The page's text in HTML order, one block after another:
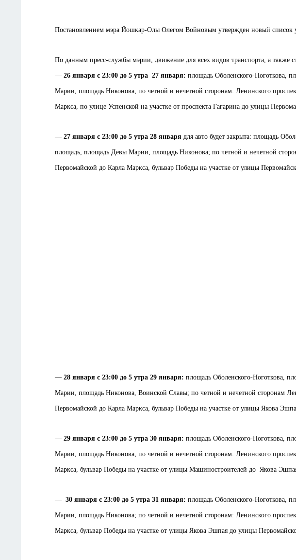
Постановлением мэра Йошкар-Олы Олегом Войновым утвержден новый список
По данным пресс-службы мэрии, движение для всех видов транспорта, а также
— 26 января с 23:00 до 5 утра 27 января: площадь Оболенского-Ноготкова,
Марии, площадь Никонова; по четной и нечетной сторонам: Ленинского
Маркса, по улице Успенской на участке от проспекта Гагарина до улицы
— 27 января с 23:00 до 5 утра 28 января для авто будет закрыта: площадь
площадь, площадь Девы Марии, площадь Никонова; по четной и нечетной
Первомайской до Карла Маркса, бульвар Победы на участке от улицы
— 28 января с 23:00 до 5 утра 29 января: площадь Оболенского-Ноготкова,
Марии, площадь Никонова, Воинской Славы; по четной и нечетной сторонам
Первомайской до Карла Маркса, бульвар Победы на участке от улицы Якова
— 29 января с 23:00 до 5 утра 30 января: площадь Оболенского-Ноготкова,
Марии, площадь Никонова; по четной и нечетной сторонам: Ленинского
Маркса, бульвар Победы на участке от улицы Машиностроителей до Якова
— 30 января с 23:00 до 5 утра 31 января: площадь Оболенского-Ноготкова,
Марии, площадь Никонова; по четной и нечетной сторонам: Ленинского
Маркса, бульвар Победы на участке от улицы Якова Эшпая до улицы